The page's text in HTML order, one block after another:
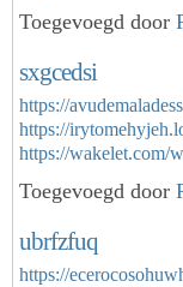
Toegevoegd door
sxgcedsi
https://
https://
https://
Toegevoegd door
ubrfzfuq
https://